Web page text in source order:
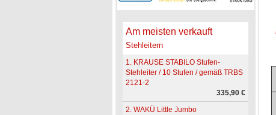
Am meisten verkauft
Stehleitern
1. KRAUSE STABILO Stufen-
Stehleiter / 10 Stufen / gemäß TRBS
2121-2
335,90 €
2. WAKÜ Little Jumbo